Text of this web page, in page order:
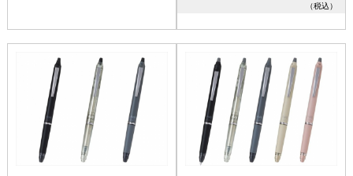
（税込）